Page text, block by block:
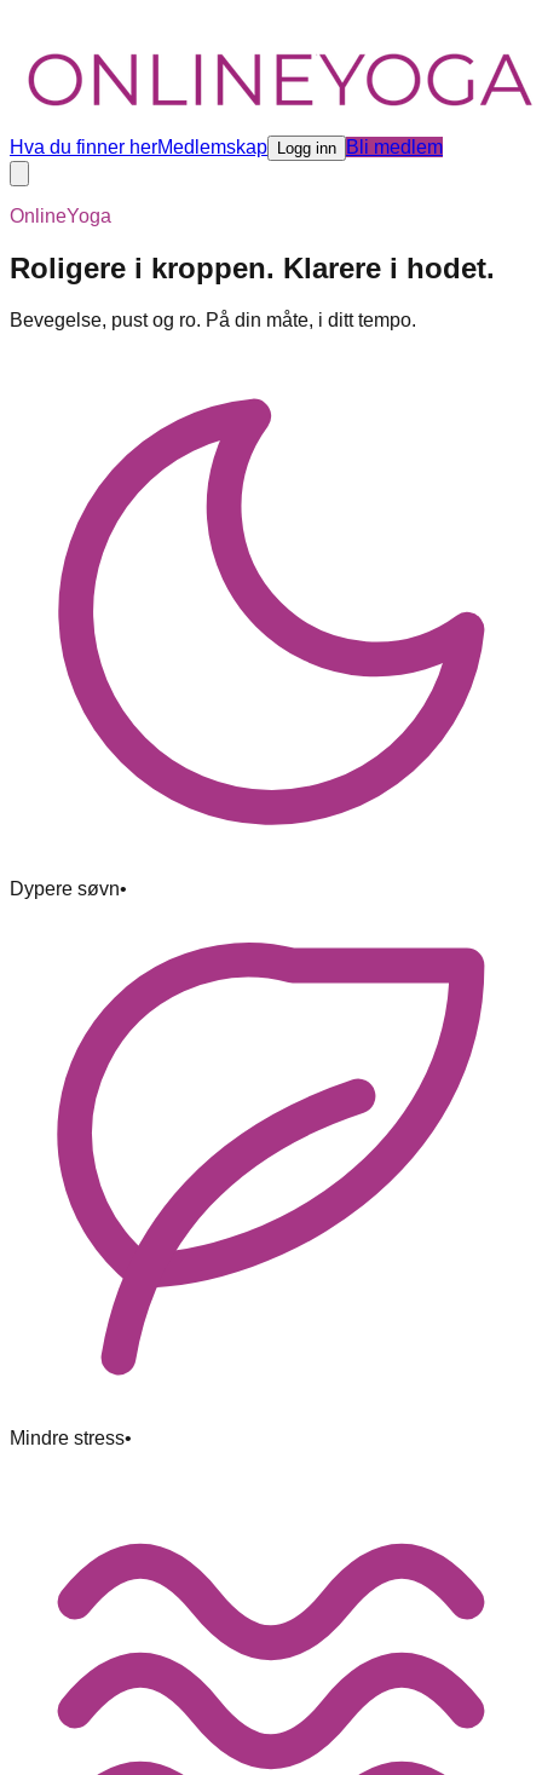
Hva du finner herMedlemskap Logg inn Bli medlem
OnlineYoga
Roligere i kroppen. Klarere i hodet.
Bevegelse, pust og ro. På din måte, i ditt tempo.
Dypere søvn•
Mindre stress•